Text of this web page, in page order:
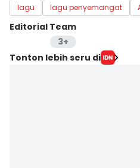
lagu lagu penyemangat
Editorial Team
3+
Editor
Tonton lebih seru di